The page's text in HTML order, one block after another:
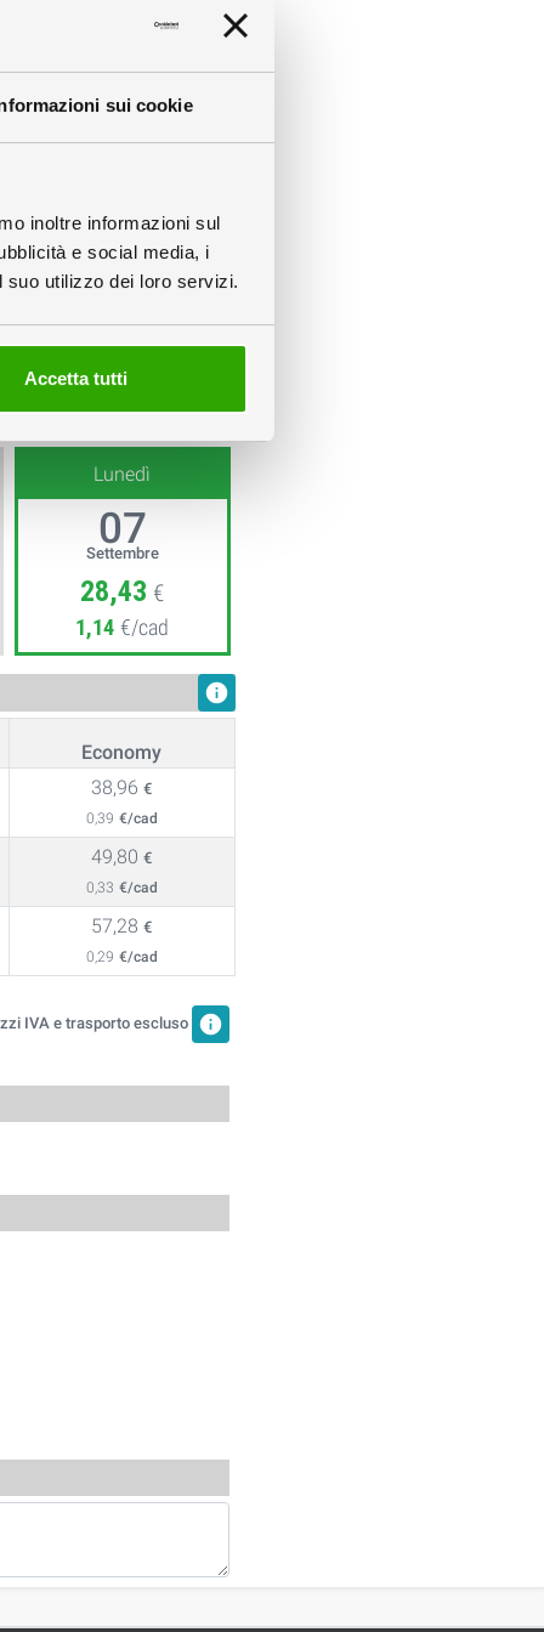
sui cookie
inoltre informazioni sul
e social media, i
suo utilizzo dei loro servizi.
Accetta tutti
3 Pieghe (Ottavo)
info
info
Lunedì
07
Settembre
28,43 €
1,14 €/cad
info
Economy
38,96 €
0,39 €/cad
49,80 €
0,33 €/cad
57,28 €
0,29 €/cad
IVA e trasporto escluso info